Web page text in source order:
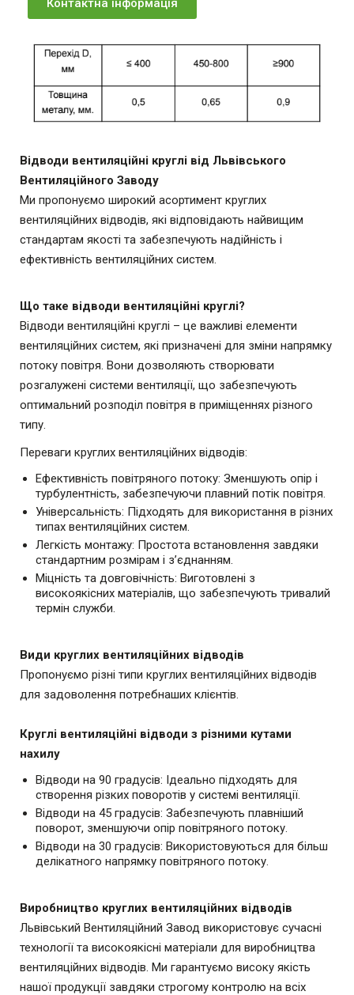
Контактна інформація
Відводи вентиляційні круглі від Львівського
Вентиляційного Заводу
Ми пропонуємо широкий асортимент круглих
вентиляційних відводів, які відповідають найвищим
стандартам якості та забезпечують надійність і
ефективність вентиляційних систем.
Що таке відводи вентиляційні круглі?
Відводи вентиляційні круглі – це важливі елементи
вентиляційних систем, які призначені для зміни напрямку
потоку повітря. Вони дозволяють створювати
розгалужені системи вентиляції, що забезпечують
оптимальний розподіл повітря в приміщеннях різного
типу.
Переваги круглих вентиляційних відводів:
Ефективність повітряного потоку: Зменшують опір і
турбулентність, забезпечуючи плавний потік повітря.
Універсальність: Підходять для використання в різних
типах вентиляційних систем.
Легкість монтажу: Простота встановлення завдяки
стандартним розмірам і з’єднанням.
Міцність та довговічність: Виготовлені з
високоякісних матеріалів, що забезпечують тривалий
термін служби.
Види круглих вентиляційних відводів
Пропонуємо різні типи круглих вентиляційних відводів
для задоволення потребнаших клієнтів.
Круглі вентиляційні відводи з різними кутами
нахилу
Відводи на 90 градусів: Ідеально підходять для
створення різких поворотів у системі вентиляції.
Відводи на 45 градусів: Забезпечують плавніший
поворот, зменшуючи опір повітряного потоку.
Відводи на 30 градусів: Використовуються для більш
делікатного напрямку повітряного потоку.
Виробництво круглих вентиляційних відводів
Львівський Вентиляційний Завод використовує сучасні
технології та високоякісні матеріали для виробництва
вентиляційних відводів. Ми гарантуємо високу якість
нашої продукції завдяки строгому контролю на всіх